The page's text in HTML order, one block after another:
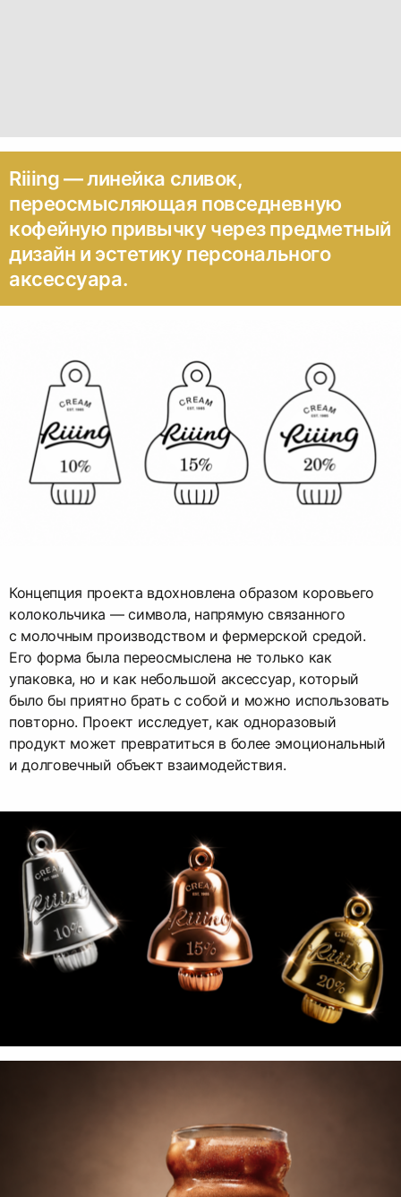
Riiing — линейка сливок,
переосмысляющая повседневную
кофейную привычку через предметный
дизайн и эстетику персонального
аксессуара.
Концепция проекта вдохновлена образом коровьего
колокольчика — символа, напрямую связанного
с молочным производством и фермерской средой.
Его форма была переосмыслена не только как
упаковка, но и как небольшой аксессуар, который
было бы приятно брать с собой и можно использовать
повторно. Проект исследует, как одноразовый
продукт может превратиться в более эмоциональный
и долговечный объект взаимодействия.